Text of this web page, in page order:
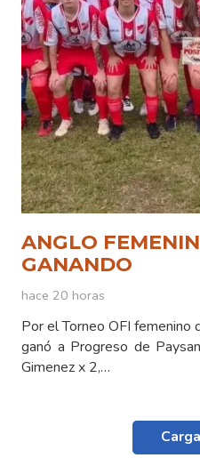
ANGLO
GANANDO
hace 20 horas
Por el Torneo OFI femenino
ganó a Progreso de
Gimenez x 2,…